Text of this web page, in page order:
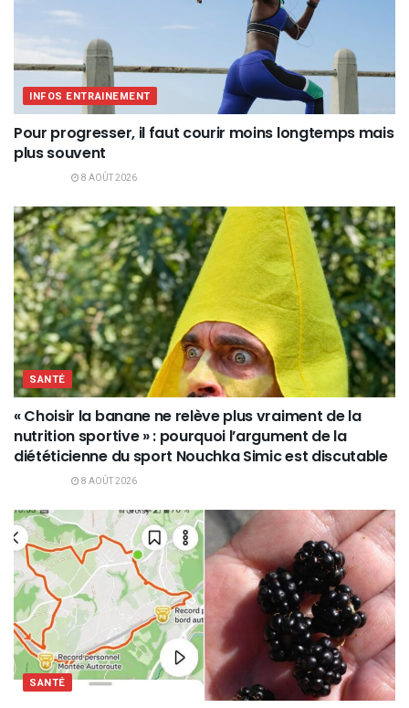
INFOS ENTRAINEMENT
Pour progresser, il faut courir moins longtemps mais
plus souvent
8 AOÛT 2026
SANTÉ
« Choisir la banane ne relève plus vraiment de la
nutrition sportive » : pourquoi l’argument de la
diététicienne du sport Nouchka Simic est discutable
8 AOÛT 2026
SANTÉ